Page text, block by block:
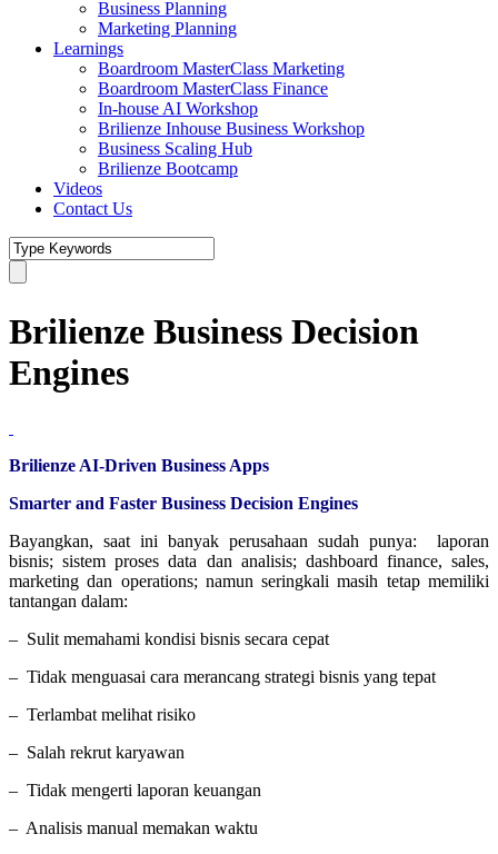
Business Planning
Marketing Planning
Learnings
Boardroom MasterClass Marketing
Boardroom MasterClass Finance
In-house AI Workshop
Brilienze Inhouse Business Workshop
Business Scaling Hub
Brilienze Bootcamp
Videos
Contact Us
Brilienze Business Decision
Engines
Brilienze AI-Driven Business Apps
Smarter and Faster Business Decision Engines
Bayangkan, saat ini banyak perusahaan sudah punya: laporan
bisnis; sistem proses data dan analisis; dashboard finance, sales,
marketing dan operations; namun seringkali masih tetap memiliki
tantangan dalam:
– Sulit memahami kondisi bisnis secara cepat
– Tidak menguasai cara merancang strategi bisnis yang tepat
– Terlambat melihat risiko
– Salah rekrut karyawan
– Tidak mengerti laporan keuangan
– Analisis manual memakan waktu